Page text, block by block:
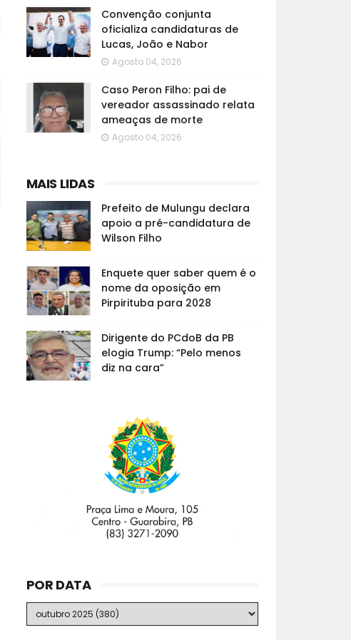
Convenção conjunta
oficializa candidaturas de
Lucas, João e Nabor
Agosto 04, 2026
Caso Peron Filho: pai de
vereador assassinado relata
ameaças de morte
Agosto 04, 2026
MAIS LIDAS
Prefeito de Mulungu declara
apoio a pré-candidatura de
Wilson Filho
Enquete quer saber quem é o
nome da oposição em
Pirpirituba para 2028
Dirigente do PCdoB da PB
elogia Trump: “Pelo menos
diz na cara”
POR DATA